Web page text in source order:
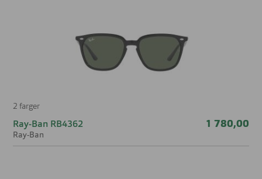
2 farger
Ray-Ban RB4362
Ray-Ban
1 780,00